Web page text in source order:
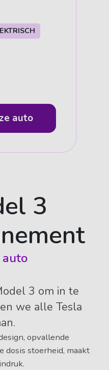
auto
3
3 om in te
we alle Tesla
opvallende
dosis stoerheid, maakt